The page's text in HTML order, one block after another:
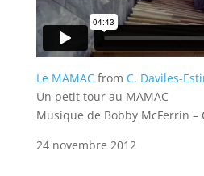
Le MAMACfrom C. Daviles-
Un petit tour au MAMAC
Musique de Bobby McFerrin –
24 novembre 2012